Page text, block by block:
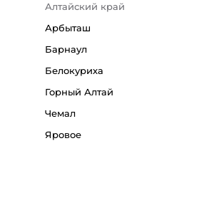
Алтайский край
Арбыташ
Барнаул
Белокуриха
Горный Алтай
Чемал
Яровое